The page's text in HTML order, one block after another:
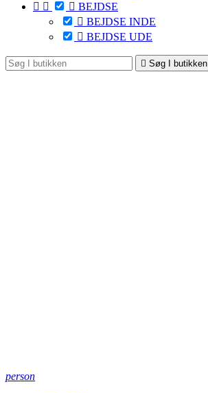
   BEJDSE
 BEJDSE INDE
 BEJDSE UDE
 Søg I butikken
person